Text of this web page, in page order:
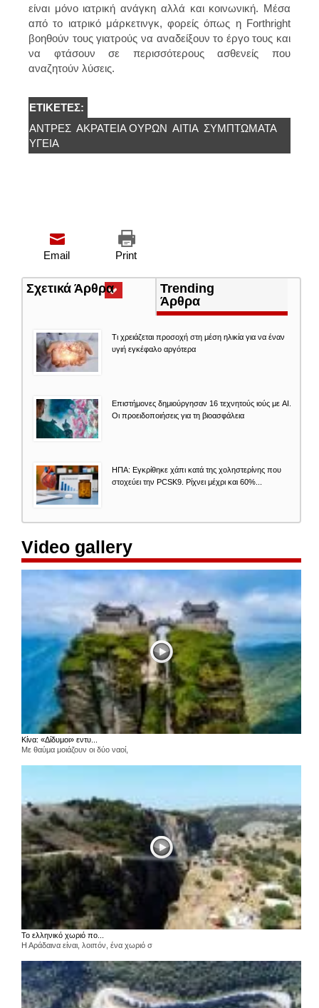
είναι μόνο ιατρική ανάγκη αλλά και κοινωνική. Μέσα
από το ιατρικό μάρκετινγκ, φορείς όπως η Forthright
βοηθούν τους γιατρούς να αναδείξουν το έργο τους και
να φτάσουν σε περισσότερους ασθενείς που
αναζητούν λύσεις.
ΕΤΙΚΈΤΕΣ:
ΆΝΤΡΕΣ ΑΚΡΆΤΕΙΑ ΟΎΡΩΝ ΑΊΤΙΑ ΣΥΜΠΤΏΜΑΤΑ
ΥΓΕΊΑ
Print
Email
Σχετικά Άρθρα(ενεργή
καρτέλα)
Trending
Άρθρα
Τι χρειάζεται προσοχή στη μέση ηλικία για να έναν
υγιή εγκέφαλο αργότερα
Επιστήμονες δημιούργησαν 16 τεχνητούς ιούς με AI.
Οι προειδοποιήσεις για τη βιοασφάλεια
ΗΠΑ: Εγκρίθηκε χάπι κατά της χοληστερίνης που
στοχεύει την PCSK9. Ρίχνει μέχρι και 60%...
Video gallery
Κίνα: «Δίδυμοι» εντυ...
Με θαύμα μοιάζουν οι δύο ναοί,
Το ελληνικό χωριό πο...
Η Αράδαινα είναι, λοιπόν, ένα χωριό σ